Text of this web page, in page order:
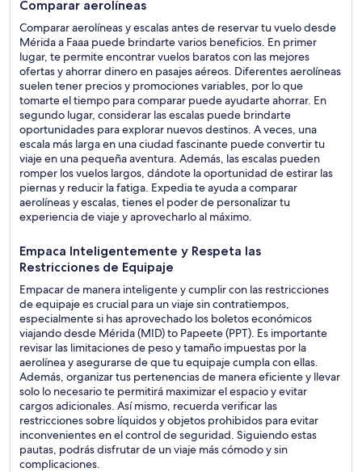
Comparar aerolíneas
Comparar aerolíneas y escalas antes de reservar tu vuelo desde
Mérida a Faaa puede brindarte varios beneficios. En primer
lugar, te permite encontrar vuelos baratos con las mejores
ofertas y ahorrar dinero en pasajes aéreos. Diferentes aerolíneas
suelen tener precios y promociones variables, por lo que
tomarte el tiempo para comparar puede ayudarte ahorrar. En
segundo lugar, considerar las escalas puede brindarte
oportunidades para explorar nuevos destinos. A veces, una
escala más larga en una ciudad fascinante puede convertir tu
viaje en una pequeña aventura. Además, las escalas pueden
romper los vuelos largos, dándote la oportunidad de estirar las
piernas y reducir la fatiga. Expedia te ayuda a comparar
aerolíneas y escalas, tienes el poder de personalizar tu
experiencia de viaje y aprovecharlo al máximo.
Empaca Inteligentemente y Respeta las
Restricciones de Equipaje
Empacar de manera inteligente y cumplir con las restricciones
de equipaje es crucial para un viaje sin contratiempos,
especialmente si has aprovechado los boletos económicos
viajando desde Mérida (MID) to Papeete (PPT). Es importante
revisar las limitaciones de peso y tamaño impuestas por la
aerolínea y asegurarse de que tu equipaje cumpla con ellas.
Además, organizar tus pertenencias de manera eficiente y llevar
solo lo necesario te permitirá maximizar el espacio y evitar
cargos adicionales. Así mismo, recuerda verificar las
restricciones sobre líquidos y objetos prohibidos para evitar
inconvenientes en el control de seguridad. Siguiendo estas
pautas, podrás disfrutar de un viaje más cómodo y sin
complicaciones.